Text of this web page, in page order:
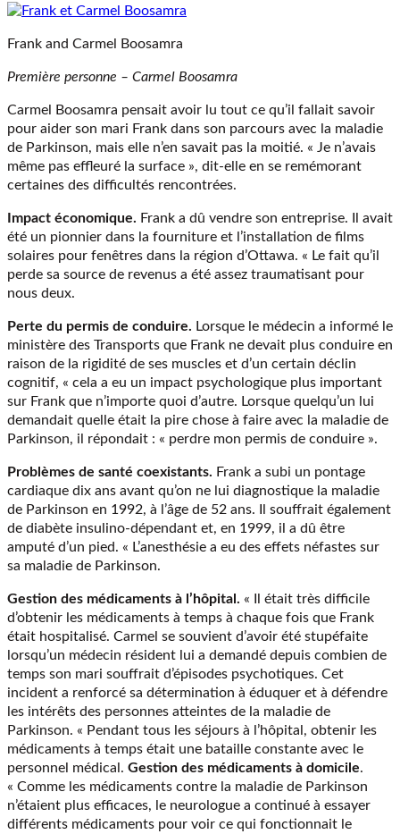
Frank and Carmel Boosamra
Première personne – Carmel Boosamra
Carmel Boosamra pensait avoir lu tout ce qu’il fallait savoir
pour aider son mari Frank dans son parcours avec la maladie
de Parkinson, mais elle n’en savait pas la moitié. « Je n’avais
même pas effleuré la surface », dit-elle en se remémorant
certaines des difficultés rencontrées.
Impact économique. Frank a dû vendre son entreprise. Il avait
été un pionnier dans la fourniture et l’installation de films
solaires pour fenêtres dans la région d’Ottawa. « Le fait qu’il
perde sa source de revenus a été assez traumatisant pour
nous deux.
Perte du permis de conduire. Lorsque le médecin a informé le
ministère des Transports que Frank ne devait plus conduire en
raison de la rigidité de ses muscles et d’un certain déclin
cognitif, « cela a eu un impact psychologique plus important
sur Frank que n’importe quoi d’autre. Lorsque quelqu’un lui
demandait quelle était la pire chose à faire avec la maladie de
Parkinson, il répondait : « perdre mon permis de conduire ».
Problèmes de santé coexistants. Frank a subi un pontage
cardiaque dix ans avant qu’on ne lui diagnostique la maladie
de Parkinson en 1992, à l’âge de 52 ans. Il souffrait également
de diabète insulino-dépendant et, en 1999, il a dû être
amputé d’un pied. « L’anesthésie a eu des effets néfastes sur
sa maladie de Parkinson.
Gestion des médicaments à l’hôpital. « Il était très difficile
d’obtenir les médicaments à temps à chaque fois que Frank
était hospitalisé. Carmel se souvient d’avoir été stupéfaite
lorsqu’un médecin résident lui a demandé depuis combien de
temps son mari souffrait d’épisodes psychotiques. Cet
incident a renforcé sa détermination à éduquer et à défendre
les intérêts des personnes atteintes de la maladie de
Parkinson. « Pendant tous les séjours à l’hôpital, obtenir les
médicaments à temps était une bataille constante avec le
personnel médical. Gestion des médicaments à domicile.
« Comme les médicaments contre la maladie de Parkinson
n’étaient plus efficaces, le neurologue a continué à essayer
différents médicaments pour voir ce qui fonctionnait le